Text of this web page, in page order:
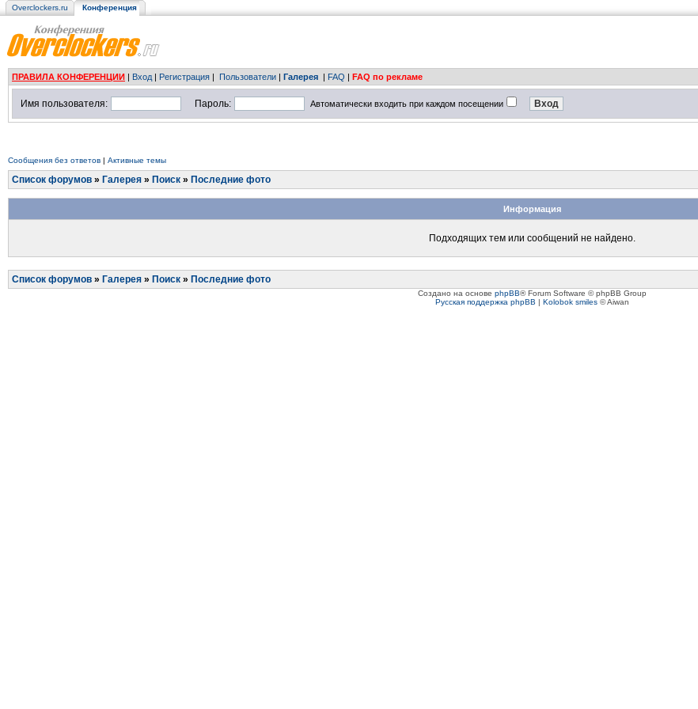
Overclockers.ru Конференция
ПРАВИЛА КОНФЕРЕНЦИИ | Вход | Регистрация | Пользователи | Галерея | FAQ | FAQ по рекламе
Имя пользователя: Пароль: Автоматически входить при каждом посещении
Сообщения без ответов | Активные темы
Список форумов » Галерея » Поиск » Последние фото
Информация
Подходящих тем или сообщений не найдено.
Список форумов » Галерея » Поиск » Последние фото
Создано на основе phpBB® Forum Software © phpBB Group
Русская поддержка phpBB | Kolobok smiles© Aiwan